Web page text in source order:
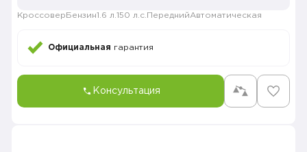
Кроссовер Бензин1.6 л. 150 л.с. ПереднийАвтоматическая
Официальная гарантия
Консультация